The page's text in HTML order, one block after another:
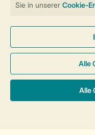
Cookies
© 2026